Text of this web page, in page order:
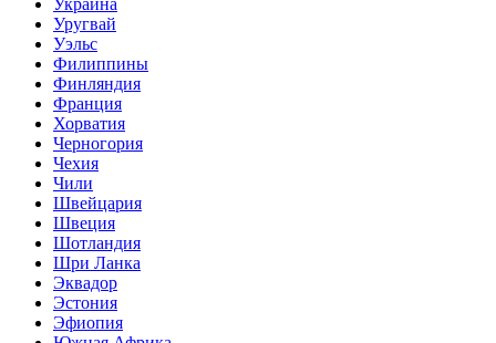
Уругвай
Уэльс
Филиппины
Финляндия
Франция
Хорватия
Черногория
Чехия
Чили
Швейцария
Швеция
Шотландия
Шри Ланка
Эквадор
Эстония
Эфиопия